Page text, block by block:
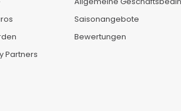
Partners
Saisonangebote
Bewertungen